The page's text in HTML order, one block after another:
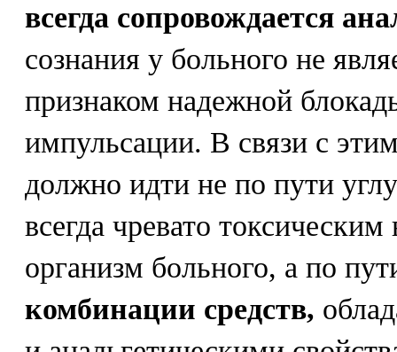
всегда сопровождается
сознания у больного не
признаком надежной
импульсации. В связи с
должно идти не по пути
всегда чревато
организм больного, а по
комбинации средств,